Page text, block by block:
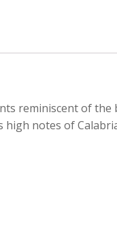
reminiscent of
notes of